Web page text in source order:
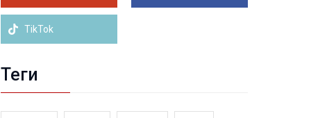
Більше новин
TikTok
Теги